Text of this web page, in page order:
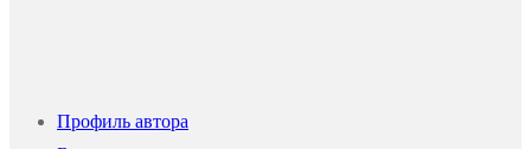
Профиль автора